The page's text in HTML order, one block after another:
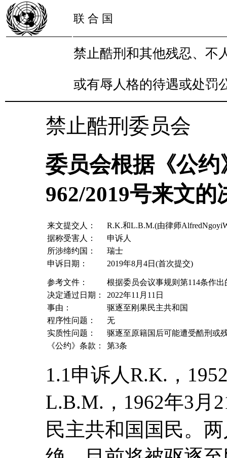
联 合 国
禁止酷刑和其他残忍、不
或有辱人格的待遇或处罚
禁止酷刑委员会
委员会根据《公
962/2019号来文
来文提交人：
R.K.和L.B.M.(由律师
据称受害人：
申诉人
所涉缔约国：
瑞士
申诉日期：
参考文件：
2019年8月4日(首次提交)
根据委员会议事规则第114条作
决定通过日期：
2022年11月11日
事由：
驱逐至刚果民主共和国
程序性问题：
无
实质性问题：
驱逐至原籍国后可能遭受酷刑或
《公约》条款：
第3条
1.1申诉人R.K.，
L.B.M.，1962年3月
民主共和国国民。